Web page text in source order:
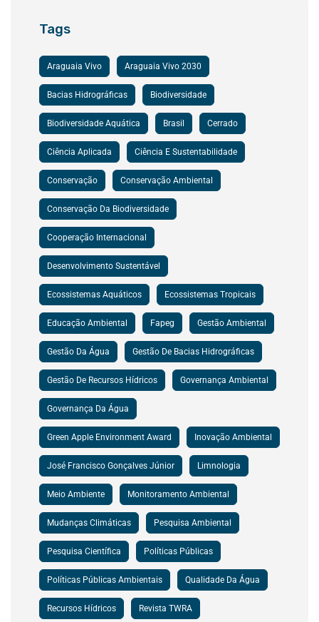
Tags
Araguaia Vivo Araguaia Vivo 2030
Bacias Hidrográficas Biodiversidade
Biodiversidade Aquática Brasil Cerrado
Ciência Aplicada Ciência E Sustentabilidade
Conservação Conservação Ambiental
Conservação Da Biodiversidade
Cooperação Internacional
Desenvolvimento Sustentável
Ecossistemas Aquáticos Ecossistemas Tropicais
Educação Ambiental Fapeg Gestão Ambiental
Gestão Da Água Gestão De Bacias Hidrográficas
Gestão De Recursos Hídricos Governança Ambiental
Governança Da Água
Green Apple Environment Award Inovação Ambiental
José Francisco Gonçalves Júnior Limnologia
Meio Ambiente Monitoramento Ambiental
Mudanças Climáticas Pesquisa Ambiental
Pesquisa Científica Políticas Públicas
Políticas Públicas Ambientais Qualidade Da Água
Recursos Hídricos Revista TWRA